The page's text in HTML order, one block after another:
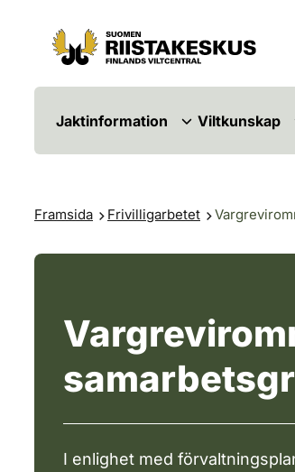
Hoppa till innehåll
Gå till webbplatskartan
Jaktinformation Viltkunskap
Framsida Frivilligarbetet
I enlighet med